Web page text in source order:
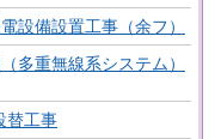
設備設置工事（余フ）
多重無線系システム）
替工事